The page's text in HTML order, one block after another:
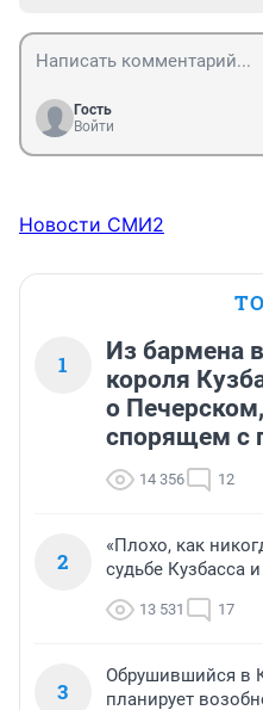
Гость
Войти
Новости СМИ2
1
Из бармена
короля
о
спорящем с
14 356 12
2
«Плохо, как
судьбе Кузбасса
13 531 17
3
Обрушившийся в
планирует